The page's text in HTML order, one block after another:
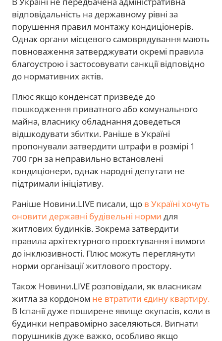
відповідальність на державному рівні за
порушення правил монтажу кондиціонерів.
Однак органи місцевого самоврядування мають
повноваження затверджувати окремі правила
благоустрою і застосовувати санкції відповідно
до нормативних актів.
Плюс якщо конденсат призведе до
пошкодження приватного або комунального
майна, власнику обладнання доведеться
відшкодувати збитки. Раніше в Україні
пропонували затвердити штрафи в розмірі 1
700 грн за неправильно встановлені
кондиціонери, однак народні депутати не
підтримали ініціативу.
Раніше Новини.LIVE писали, що в Україні хочуть
оновити державні будівельні норми для
житлових будинків. Зокрема затвердити
правила архітектурного проєктування і вимоги
до інклюзивності. Плюс можуть переглянути
норми організації житлового простору.
Також Новини.LIVE розповідали, як власникам
житла за кордоном не втратити єдину квартиру.
В Іспанії дуже поширене явище окупасів, коли в
будинки неправомірно заселяються. Вигнати
порушників дуже важко, особливо якщо